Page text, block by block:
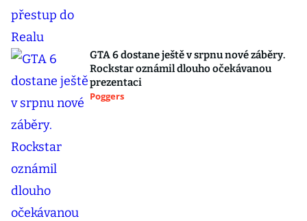
GTA 6 dostane ještě v srpnu nové záběry.
Rockstar oznámil dlouho očekávanou
prezentaci
Poggers